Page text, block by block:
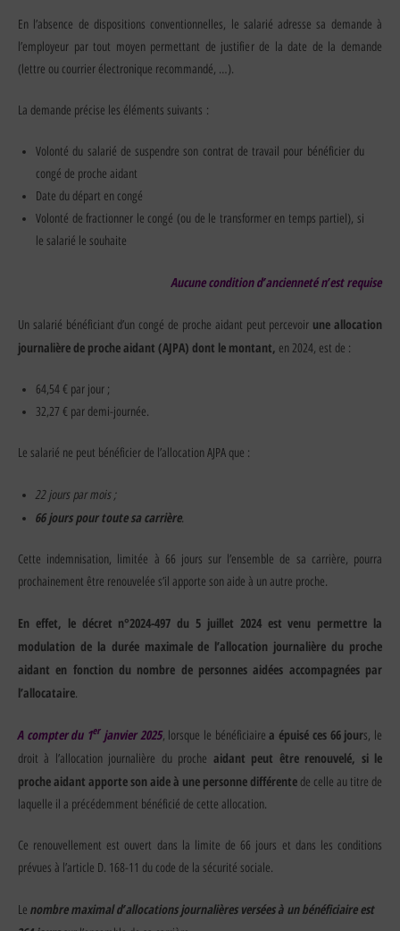
En l’absence de dispositions conventionnelles, le salarié adresse sa demande à
l’employeur par tout moyen permettant de justifier de la date de la demande
(lettre ou courrier électronique recommandé, …).
La demande précise les éléments suivants :
Volonté du salarié de suspendre son contrat de travail pour bénéficier du
congé de proche aidant
Date du départ en congé
Volonté de fractionner le congé (ou de le transformer en temps partiel), si
le salarié le souhaite
Aucune condition d’ancienneté n’est requise
Un salarié bénéficiant d’un congé de proche aidant peut percevoir une allocation
journalière de proche aidant (AJPA) dont le montant, en 2024, est de :
64,54 € par jour ;
32,27 € par demi-journée.
Le salarié ne peut bénéficier de l’allocation AJPA que :
22 jours par mois ;
66 jours pour toute sa carrière
Cette indemnisation, limitée à 66 jours sur l’ensemble de sa carrière, pourra
prochainement être renouvelée s’il apporte son aide à un autre proche.
En effet, le décret n°2024-497 du 5 juillet 2024 est venu permettre la
modulation de la durée maximale de l’allocation journalière du proche
aidant en fonction du nombre de personnes aidées accompagnées par
l’allocataire.
A compter du 1er janvier 2025, lorsque le bénéficiairea épuisé ces 66 jours, le
droit à l’allocation journalière du proche aidant peut être renouvelé, si le
proche aidant apporte son aide à une personne différente de celle au titre de
laquelle il a précédemment bénéficié de cette allocation.
Ce renouvellement est ouvert dans la limite de 66 jours et dans les conditions
prévues à l’article D. 168-11 du code de la sécurité sociale.
Le nombre maximal d’allocations journalières versées à un bénéficiaire est